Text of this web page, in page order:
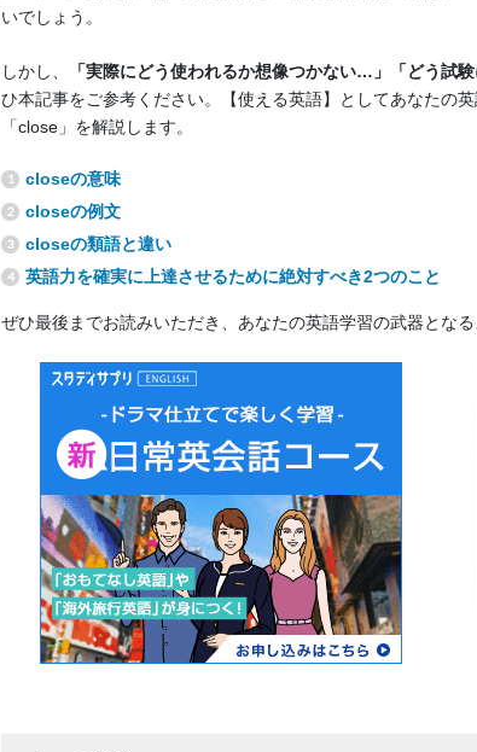
いでしょう。
しかし、 「実際にどう使われるか想像つかない…」「どう試
ひ本記事をご参考ください。【使える英語】としてあなたの
「close」を解説します。
closeの意味
closeの例文
closeの類語と違い
英語力を確実に上達させるために絶対すべき2つのこと
ぜひ最後までお読みいただき、あなたの英語学習の武器とな